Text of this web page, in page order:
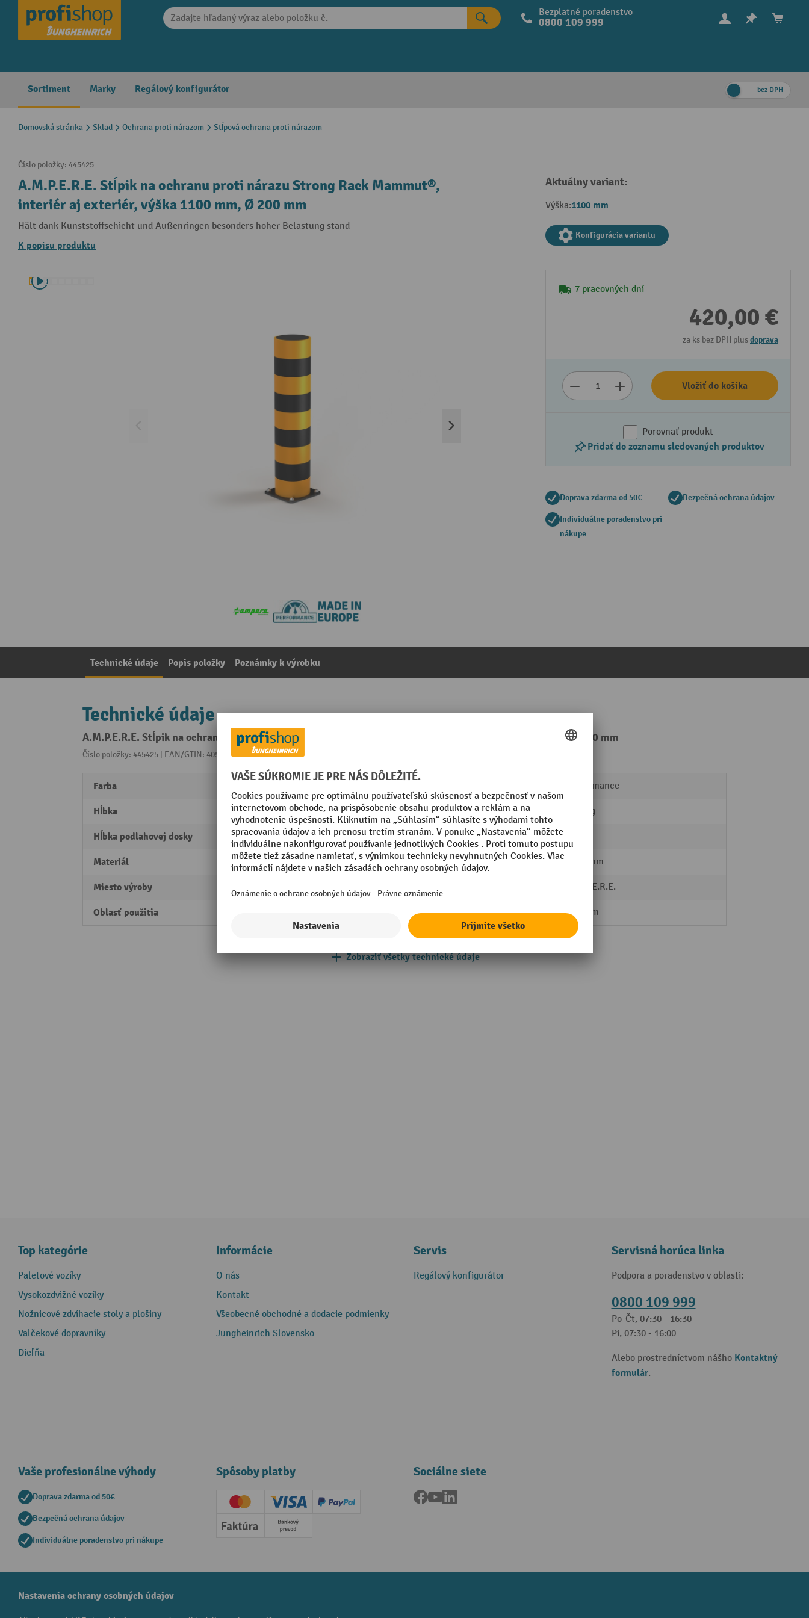
Skip to main navigation Bezplatné poradenstvo
0800 109 999
Sortiment Marky Regálový konfigurátor bez DPH
Domovská stránka Sklad Ochrana proti nárazom Stĺpová ochrana proti nárazom
Číslo položky: 445425
A.M.P.E.R.E. Stĺpik na ochranu proti nárazu Strong Rack Mammut®,
interiér aj exteriér, výška 1100 mm, Ø 200 mm
Hält dank Kunststoffschicht und Außenringen besonders hoher Belastung stand
K popisu produktu
Prehrať video
Aktuálny variant:
Výška:1100 mm
Konfigurácia variantu
7 pracovných dní
420,00 €
za ks bez DPH plusdoprava
Vložiť do košíka
Porovnať produkt
Pridať do zoznamu sledovaných produktov
Doprava zdarma od 50€ Bezpečná ochrana údajov
Individuálne poradenstvo pri
nákupe
Technické údaje Popis položky Poznámky k výrobku
Technické údaje
A.M.P.E.R.E. Stĺpik na ochranu proti nárazu Strong Rack Mammut®, interiér aj exteriér, výška 1100 mm, Ø 200 mm
Číslo položky: 445425 | EAN/GTIN: 4055091270630Z kategórie:
Farba
Hĺbka 220 mm
Hĺbka podlahovej dosky 220 mm
Materiál HDPE/kov
Miesto výroby Made in Europe
Oblasť použitia
Performance
Vlastná hmotnosť 19,7 kg
Vrátane montážneho materiálu
Výška 1100 mm
Značka A.M.P.E.R.E.
Šírka 220 mm
Zobraziť všetky technické údaje
Top kategórie
Paletové vozíky
Vysokozdvižné vozíky
Nožnicové zdvíhacie stoly a plošiny
Valčekové dopravníky
Dieľňa
Informácie
O nás
Kontakt
Všeobecné obchodné a dodacie podmienky
Jungheinrich Slovensko
Servis
Regálový konfigurátor
Servisná horúca linka
Podpora a poradenstvo v oblasti:
0800 109 999
Po-Čt, 07:30 - 16:30
Pi, 07:30 - 16:00
Alebo prostredníctvom nášho Kontaktný
formulár.
Vaše profesionálne výhody
Doprava zdarma od 50€
Bezpečná ochrana údajov
Individuálne poradenstvo pri nákupe
Spôsoby platby
Creditcard (Master)Creditcard (Visa)
PayPal
Faktúra Predplatba
Sociálne siete
Facebook
YouTube
Nastavenia ochrany osobných údajov